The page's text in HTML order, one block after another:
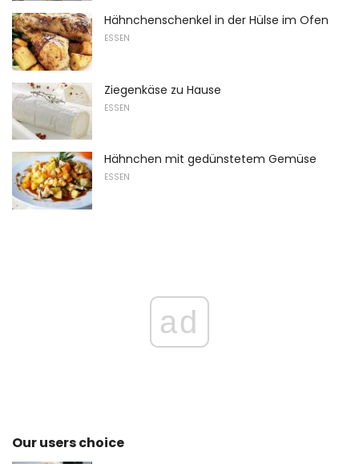
Hähnchenschenkel in der Hülse im Ofen
ESSEN
Ziegenkäse zu Hause
ESSEN
Hähnchen mit gedünstetem Gemüse
ESSEN
ad
Our users choice